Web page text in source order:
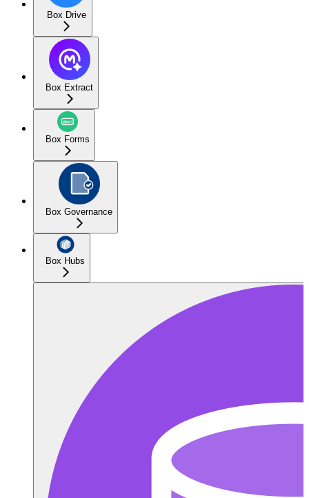
Box Drive
Box Extract
Box Forms
Box Governance
Box Hubs